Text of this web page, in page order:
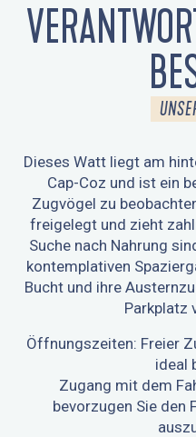
Dieses Watt liegt am
Cap-Coz und ist ein
Zugvögel zu
freigelegt und zieht
Suche nach Nahrung
kontemplativen
Bucht und ihre
Parkplatz
Öffnungszeiten: Freier
ideal
Zugang mit dem
bevorzugen Sie den